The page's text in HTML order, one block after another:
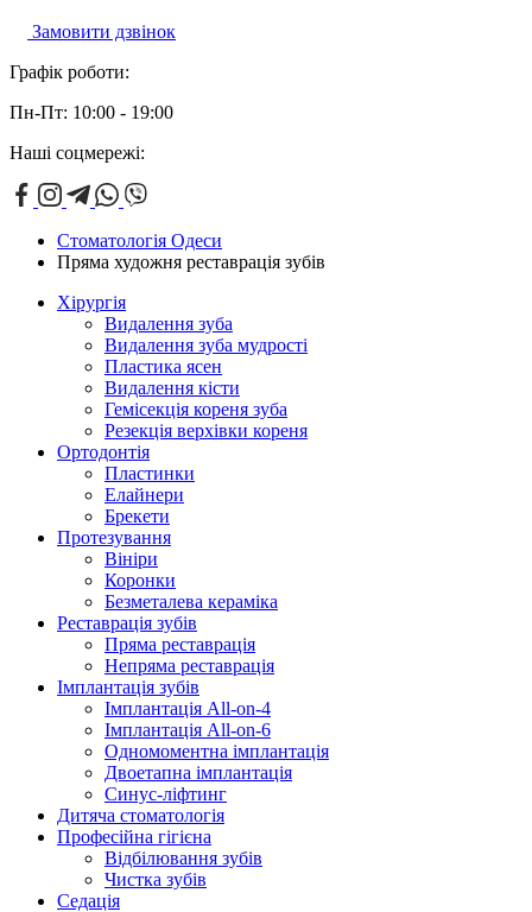
Замовити дзвінок
Графік роботи:
Пн-Пт: 10:00 - 19:00
Наші соцмережі:
Стоматологія Одеси
Пряма художня реставрація зубів
Хірургія
Видалення зуба
Видалення зуба мудрості
Пластика ясен
Видалення кісти
Гемісекція кореня зуба
Резекція верхівки кореня
Ортодонтія
Пластинки
Елайнери
Брекети
Протезування
Вініри
Коронки
Безметалева кераміка
Реставрація зубів
Пряма реставрація
Непряма реставрація
Імплантація зубів
Імплантація All-on-4
Імплантація All-on-6
Одномоментна імплантація
Двоетапна імплантація
Синус-ліфтинг
Дитяча стоматологія
Професійна гігієна
Відбілювання зубів
Чистка зубів
Седація